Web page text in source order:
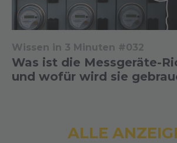
Wissen in 3 Minuten #032
Was ist die Messgeräte-
und wofür wird sie
ALLE